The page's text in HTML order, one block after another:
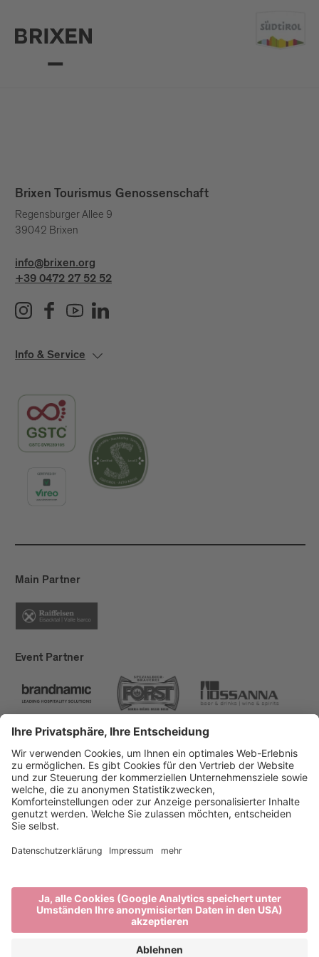
Brixen Tourismus Genossenschaft
Regensburger Allee 9
39042 Brixen
info@brixen.org
+39 0472 27 52 52
Info & Service
Main Partner
Event Partner
Brixen Tourismus
Privacy
Impressum
Förderungen
produced by